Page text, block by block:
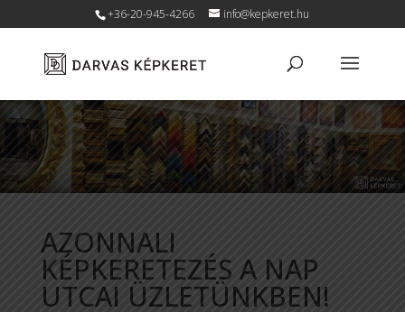
+36-20-945-4266 info@kepkeret.hu
AZONNALI
KÉPKERETEZÉS A NAP
UTCAI ÜZLETÜNKBEN!